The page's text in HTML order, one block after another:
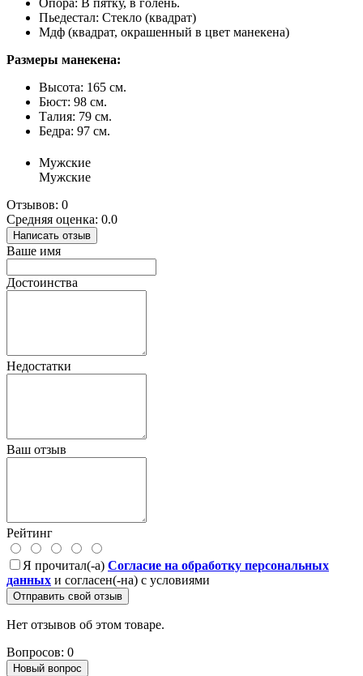
Опора: В пятку, в голень.
Пьедестал: Стекло (квадрат)
Мдф (квадрат, окрашенный в цвет манекена)
Размеры манекена:
Высота: 165 см.
Бюст: 98 см.
Талия: 79 см.
Бедра: 97 см.
Мужские
Мужские
Отзывов: 0
Средняя оценка: 0.0
Написать отзыв
Ваше имя
Достоинства
Недостатки
Ваш отзыв
Рейтинг
Я прочитал(-а) Согласие на обработку персональных
данных и согласен(-на) с условиями
Отправить свой отзыв
Нет отзывов об этом товаре.
Вопросов: 0
Новый вопрос